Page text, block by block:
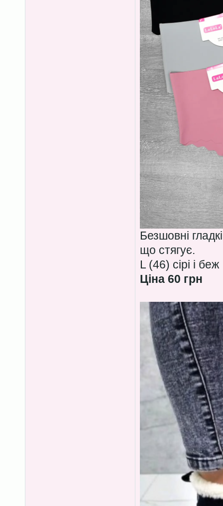
Безшовні
що стягує.
L (46) сірі і беж
Ціна 60 грн